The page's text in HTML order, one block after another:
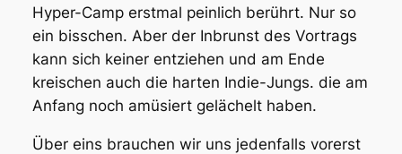
Hyper-Camp erstmal peinlich berührt. Nur so
ein bisschen. Aber der Inbrunst des Vortrags
kann sich keiner entziehen und am Ende
kreischen auch die harten Indie-Jungs. die am
Anfang noch amüsiert gelächelt haben.
Über eins brauchen wir uns jedenfalls vorerst